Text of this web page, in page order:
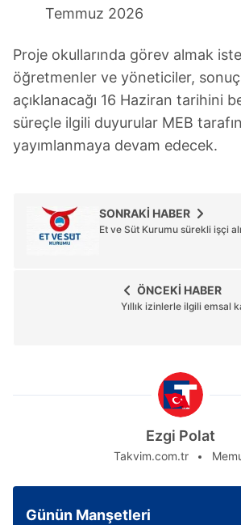
Temmuz 2026
Proje okullarında görev almak
öğretmenler ve yöneticiler,
açıklanacağı 16 Haziran tarihini
süreçle ilgili duyurular MEB
yayımlanmaya devam edecek.
SONRAKİ HABER
Et ve Süt Kurumu sürekli işçi
ÖNCEKİ HABER
Yıllık izinlerle ilgili emsal
Ezgi Polat
Takvim.com.tr
Günün Manşetleri